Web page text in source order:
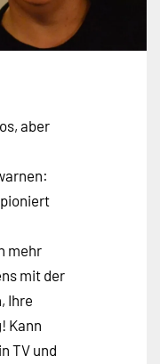
aber
mehr
mit der
Ihre
Kann
TV und